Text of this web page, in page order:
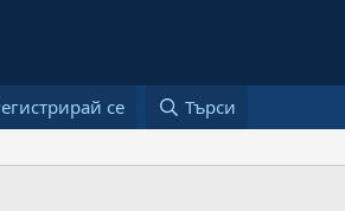
се Търси